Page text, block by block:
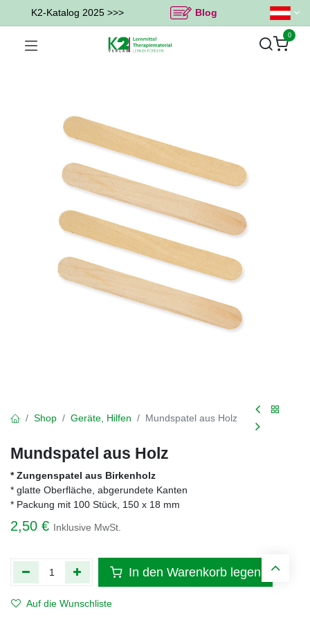
K2-Katalog 2025 >>> Blog
0
Shop Geräte, Hilfen Mundspatel aus Holz
Mundspatel aus Holz
* Zungenspatel aus Birkenholz
* glatte Oberfläche, abgerundete Kanten
* Packung mit 100 Stück, 150 x 18 mm
2,50 € Inklusive MwSt.
In den Warenkorb legen
Auf die Wunschliste